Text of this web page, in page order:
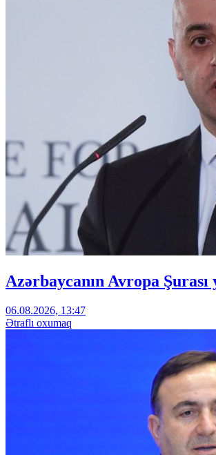
Azərbaycanın Avropa
06.08.2026, 13:47
Ətraflı oxumaq